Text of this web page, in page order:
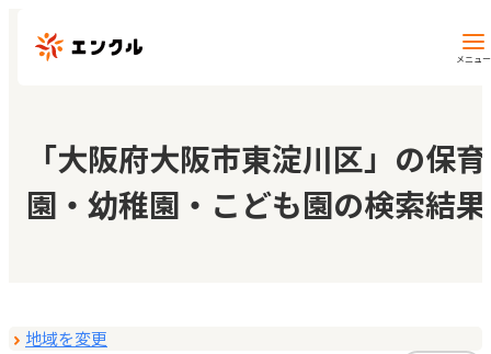
メニュー
保育園・幼稚園を探す
地図から探す
マイページ
「大阪府大阪市東淀川区」の保育
園・幼稚園・こども園の検索結果
地域を変更